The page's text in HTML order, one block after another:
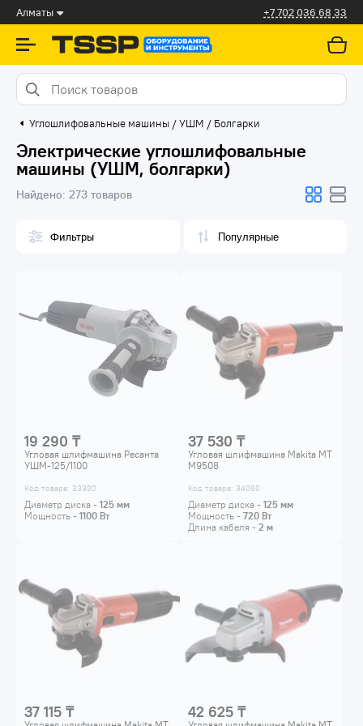
Алматы +7 702 036 68 33
Углошлифовальные машины / УШМ / Болгарки
Электрические углошлифовальные
машины (УШМ, болгарки)
Найдено: 273 товаров
Фильтры
19 290 ₸
Угловая шлифмашина Ресанта
УШМ-125/1100
Код товара: 33380
Диаметр диска - 125 мм
Мощность - 1100 Вт
37 530 ₸
Угловая шлифмашина Makita MT
M9508
Код товара: 34080
Диаметр диска - 125мм
Мощность - 720Вт
Длина кабеля - 2 м
37 115 ₸ 42 625 ₸